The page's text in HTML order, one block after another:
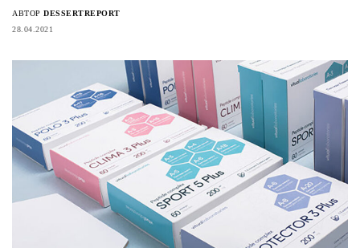
АВТОР DESSERTREPORT
28.04.2021